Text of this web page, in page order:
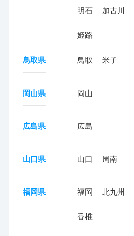
明石 加古川
姫路
鳥取県 鳥取 米子
岡山県 岡山
広島県 広島
山口県 山口 周南
福岡県 福岡 北九州
香椎